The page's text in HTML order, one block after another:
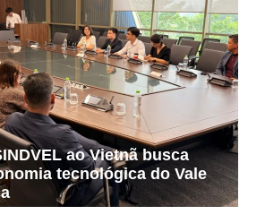
ao Vietnã busca
tecnológica do Vale